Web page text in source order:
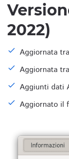
2022)
Aggiornata
Aggiornata
Aggiunti dati
Aggiornato il